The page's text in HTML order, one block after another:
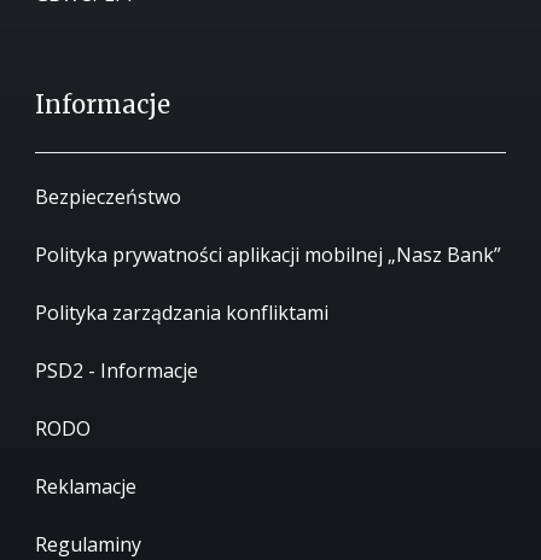
Informacje
Bezpieczeństwo
Polityka prywatności aplikacji mobilnej „Nasz Bank”
Polityka zarządzania konfliktami
PSD2 - Informacje
RODO
Reklamacje
Regulaminy